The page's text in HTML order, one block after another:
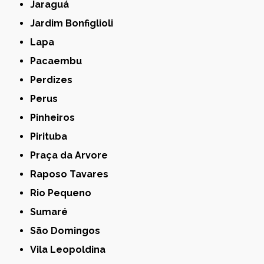
Jaraguá
Jardim Bonfiglioli
Lapa
Pacaembu
Perdizes
Perus
Pinheiros
Pirituba
Praça da Arvore
Raposo Tavares
Rio Pequeno
Sumaré
São Domingos
Vila Leopoldina